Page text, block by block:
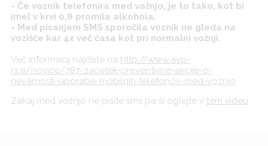
- Če voznik telefonira med vožnjo, je to tako, kot bi
imel v krvi 0,8 promila alkohola.
- Med pisanjem SMS sporočila voznik ne gleda na
vozišče kar 4x več časa kot pri normalni vožnji.
Več informacij najdete na http://www.avp-
rs.si/novice/787-zacetek-preventivne-akcije-o-
nevarnosti-uporabe-mobilnih-telefonov-med-voznjo
Zakaj med vožnjo ne pišite sms pa si oglejte v tem videu.